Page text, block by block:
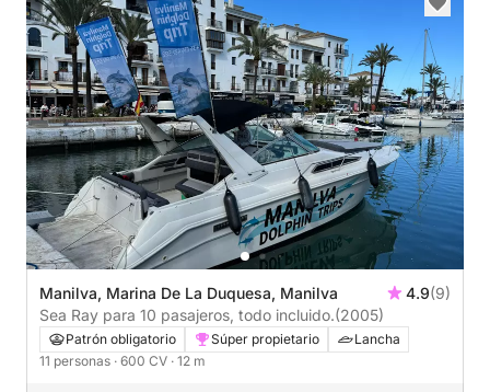
Manilva, Marina De La Duquesa, Manilva 4.9(9)
Sea Ray para 10 pasajeros, todo incluido.(2005)
Patrón obligatorio Súper propietario
Lancha
11 personas · 600 CV · 12 m